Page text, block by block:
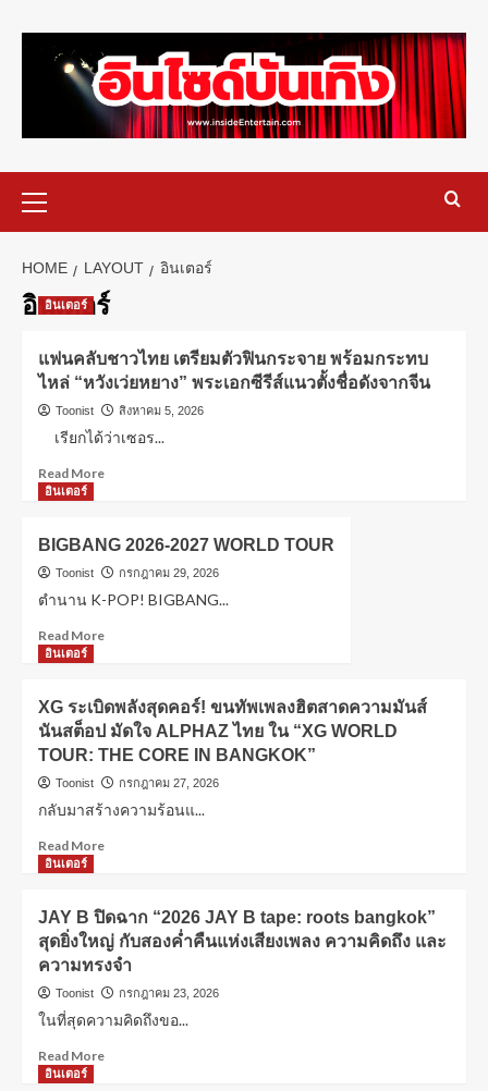
HOME LAYOUT อินเตอร์
อินเตอร์
อินเตอร์
แฟนคลับชาวไทย เตรียมตัวฟินกระจาย พร้อมกระทบ
ไหล่ “หวังเว่ยหยาง” พระเอกซีรีส์แนวตั้งชื่อดังจากจีน
Toonist สิงหาคม 5, 2026
เรียกได้ว่าเซอร...
Read More
อินเตอร์
BIGBANG 2026-2027 WORLD TOUR
Toonist กรกฎาคม 29, 2026
ตำนาน K-POP! BIGBANG...
Read More
อินเตอร์
XG ระเบิดพลังสุดคอร์! ขนทัพเพลงฮิตสาดความมันส์
นันสต็อป มัดใจ ALPHAZ ไทย ใน “XG WORLD
TOUR: THE CORE IN BANGKOK”
Toonist กรกฎาคม 27, 2026
กลับมาสร้างความร้อนแ...
Read More
อินเตอร์
JAY B ปิดฉาก “2026 JAY B tape: roots bangkok”
สุดยิ่งใหญ่ กับสองค่ำคืนแห่งเสียงเพลง ความคิดถึง และ
ความทรงจำ
Toonist กรกฎาคม 23, 2026
ในที่สุดความคิดถึงขอ...
Read More
อินเตอร์